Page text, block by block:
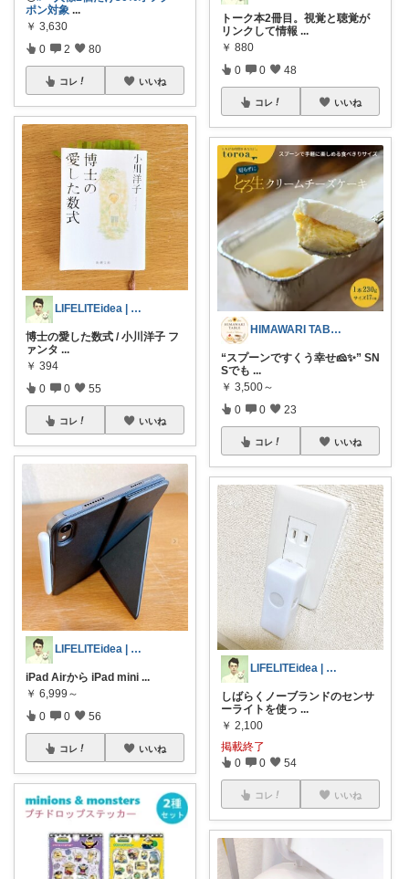
ポン対象 ...
￥ 3,630
0 2 80
コレ いいね
LIFELITEidea | 人生を軽く
博士の愛した数式 / 小川洋子 フ
ァンタ ...
￥ 394
0 0 55
コレ いいね
LIFELITEidea | 人生を軽く
iPad Airから iPad mini ...
￥ 6,999～
0 0 56
コレ いいね
トーク本2冊目。視覚と聴覚が
リンクして情報 ...
￥ 880
0 0 48
コレ いいね
HIMAWARI TABLE🌼
“スプーンですくう幸せ🧀✨” SN
Sでも ...
￥ 3,500～
0 0 23
コレ いいね
LIFELITEidea | 人生を軽く
しばらくノーブランドのセンサ
ーライトを使っ ...
￥ 2,100
掲載終了
0 0 54
コレ いいね